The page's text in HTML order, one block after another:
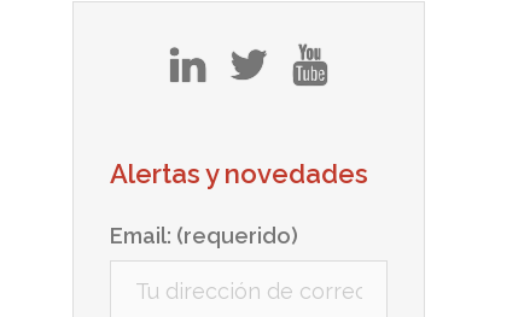
tw
Alertas y novedades
Email: (requerido)